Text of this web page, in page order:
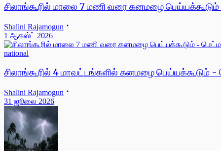
சிலாங்கூரில் மாலை 7 மணி வரை கனமழை
Shalini Rajamogun
1 ஆகஸ்ட் 2026
national
சிலாங்கூரில் 4 மாவட்டங்களில் கனமழை பெய்யக்கூடும் -
Shalini Rajamogun
31 ஜூலை 2026